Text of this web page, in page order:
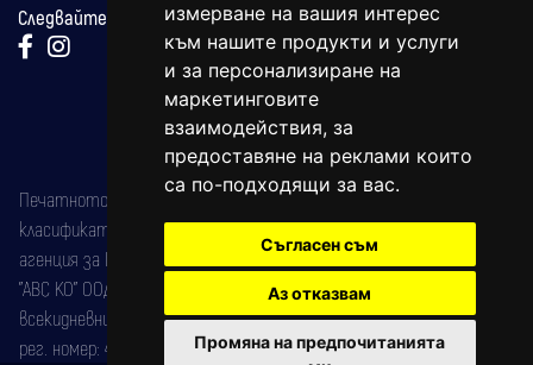
измерване на вашия интерес
към нашите продукти и услуги
и за персонализиране на
маркетинговите
взаимодействия, за
предоставяне на реклами които
са по-подходящи за вас.
Съгласен съм
Аз отказвам
Промяна на предпочитанията
Следвайте ни:
Печатното издание на вестника е регистрирано в националния
класификатор на печатните издания (Българска национална
агенция за ISSN) под номер: ISSN 1312-4722.
"АВС КО" ООД е притежател на марката: Вяра информационен
всекидневник на югозападна България, със свидетелство за марка
рег. номер: 47857/11.05.2004 година.